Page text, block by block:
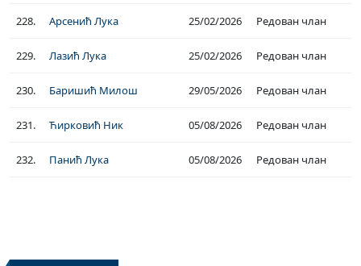
228. Арсенић Лука 25/02/2026 Редован члан
229. Лазић Лука 25/02/2026 Редован члан
230. Баришић Милош 29/05/2026 Редован члан
231. Ћирковић Ник 05/08/2026 Редован члан
232. Панић Лука 05/08/2026 Редован члан